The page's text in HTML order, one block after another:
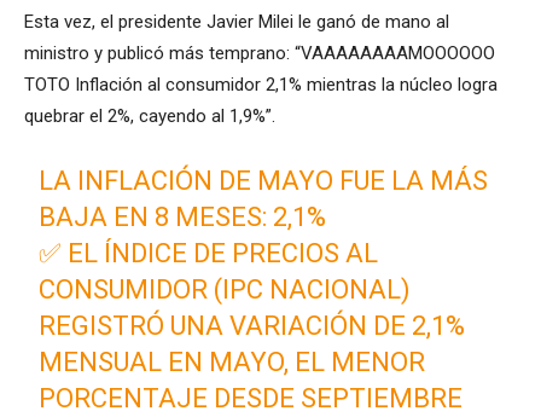
Esta vez, el presidente Javier Milei le ganó de mano al
ministro y publicó más temprano: “VAAAAAAAAMOOOOOO
TOTO Inflación al consumidor 2,1% mientras la núcleo logra
quebrar el 2%, cayendo al 1,9%”.
LA INFLACIÓN DE MAYO FUE LA MÁS
BAJA EN 8 MESES: 2,1%
✅ EL ÍNDICE DE PRECIOS AL
CONSUMIDOR (IPC NACIONAL)
REGISTRÓ UNA VARIACIÓN DE 2,1%
MENSUAL EN MAYO, EL MENOR
PORCENTAJE DESDE SEPTIEMBRE